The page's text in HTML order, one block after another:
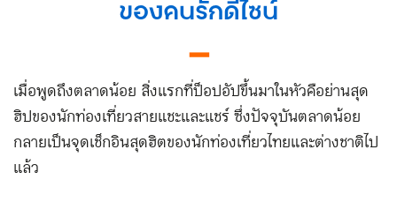
ของคนรักดีไซน์
เมื่อพูดถึงตลาดน้อย สิ่งแรกที่ป็อปอัปขึ้นมาในหัวคือย่านสุด
ฮิปของนักท่องเที่ยวสายแชะและแชร์ ซึ่งปัจจุบันตลาดน้อย
กลายเป็นจุดเช็กอินสุดฮิตของนักท่องเที่ยวไทยและต่างชาติไป
แล้ว